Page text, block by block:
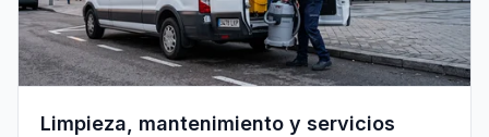
Limpieza, mantenimiento y servicios